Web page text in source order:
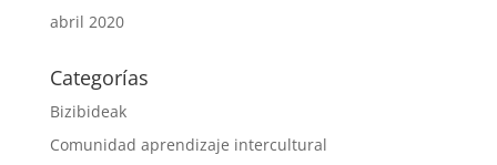
abril 2020
Categorías
Bizibideak
Comunidad aprendizaje intercultural